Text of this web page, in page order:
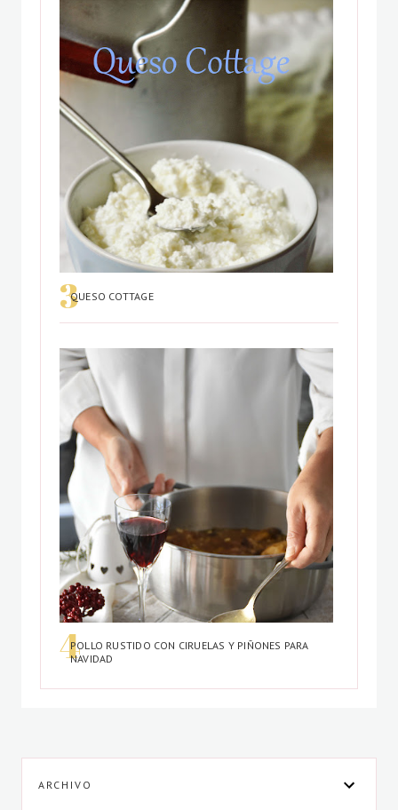
QUESO COTTAGE
POLLO RUSTIDO CON CIRUELAS Y PIÑONES PARA
NAVIDAD
ARCHIVO